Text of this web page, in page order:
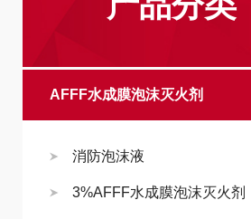
AFFF水成膜泡沫灭火剂
消防泡沫液
3%AFFF水成膜泡沫灭火剂